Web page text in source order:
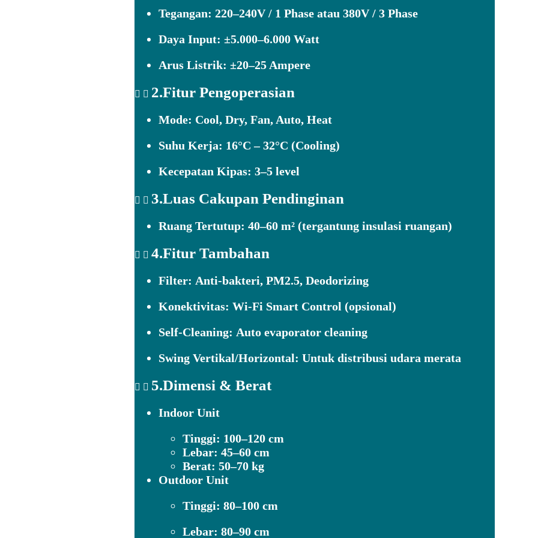
Tegangan: 220–240V / 1 Phase atau 380V / 3 Phase
Daya Input: ±5.000–6.000 Watt
Arus Listrik: ±20–25 Ampere
2.Fitur Pengoperasian
Mode: Cool, Dry, Fan, Auto, Heat
Suhu Kerja: 16°C – 32°C (Cooling)
Kecepatan Kipas: 3–5 level
3.Luas Cakupan Pendinginan
Ruang Tertutup: 40–60 m² (tergantung insulasi ruangan)
4.Fitur Tambahan
Filter: Anti-bakteri, PM2.5, Deodorizing
Konektivitas: Wi-Fi Smart Control (opsional)
Self-Cleaning: Auto evaporator cleaning
Swing Vertikal/Horizontal: Untuk distribusi udara merata
5.Dimensi & Berat
Indoor Unit
Tinggi: 100–120 cm
Lebar: 45–60 cm
Berat: 50–70 kg
Outdoor Unit
Tinggi: 80–100 cm
Lebar: 80–90 cm